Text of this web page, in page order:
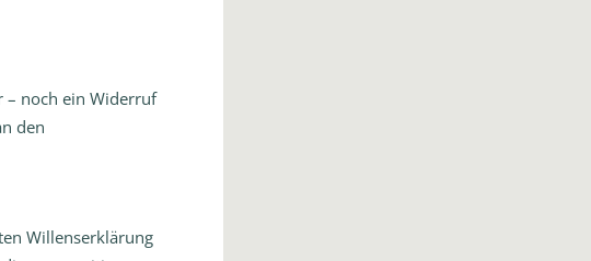
– noch ein Widerruf
den
Willenserklärung